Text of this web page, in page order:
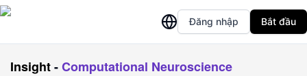
Đăng nhập Bắt đầu
Insight-Computational Neuroscience